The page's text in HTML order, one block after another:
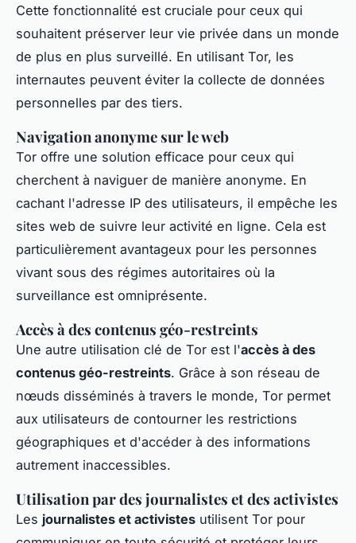
Cette fonctionnalité est cruciale pour ceux qui
souhaitent préserver leur vie privée dans un monde
de plus en plus surveillé. En utilisant Tor, les
internautes peuvent éviter la collecte de données
personnelles par des tiers.
Navigation anonyme sur le web
Tor offre une solution efficace pour ceux qui
cherchent à naviguer de manière anonyme. En
cachant l'adresse IP des utilisateurs, il empêche les
sites web de suivre leur activité en ligne. Cela est
particulièrement avantageux pour les personnes
vivant sous des régimes autoritaires où la
surveillance est omniprésente.
Accès à des contenus géo-restreints
Une autre utilisation clé de Tor est l'accès à des
contenus géo-restreints. Grâce à son réseau de
nœuds disséminés à travers le monde, Tor permet
aux utilisateurs de contourner les restrictions
géographiques et d'accéder à des informations
autrement inaccessibles.
Utilisation par des journalistes et des activistes
Les journalistes et activistes utilisent Tor pour